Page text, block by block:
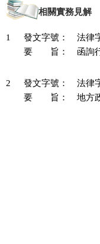
相關實務見解
1 發文字號：
法律
要 旨：
函詢
2 發文字號：
法律
要 旨：
地方